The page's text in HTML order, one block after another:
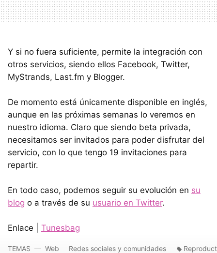
Y si no fuera suficiente, permite la integración con
otros servicios, siendo ellos Facebook, Twitter,
MyStrands, Last.fm y Blogger.
De momento está únicamente disponible en inglés,
aunque en las próximas semanas lo veremos en
nuestro idioma. Claro que siendo beta privada,
necesitamos ser invitados para poder disfrutar del
servicio, con lo que tengo 19 invitaciones para
repartir.
En todo caso, podemos seguir su evolución en su
blog o a través de su usuario en Twitter.
Enlace | Tunesbag
TEMAS Web Redes sociales y comunidades